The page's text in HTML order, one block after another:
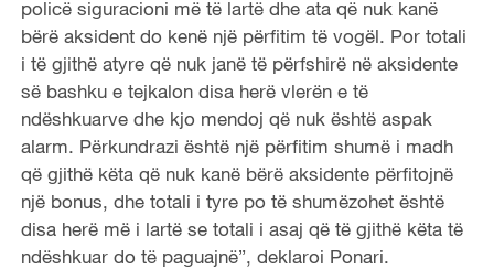
policë siguracioni më të lartë dhe ata që nuk kanë
bërë aksident do kenë një përfitim të vogël. Por totali
i të gjithë atyre që nuk janë të përfshirë në aksidente
së bashku e tejkalon disa herë vlerën e të
ndëshkuarve dhe kjo mendoj që nuk është aspak
alarm. Përkundrazi është një përfitim shumë i madh
që gjithë këta që nuk kanë bërë aksidente përfitojnë
një bonus, dhe totali i tyre po të shumëzohet është
disa herë më i lartë se totali i asaj që të gjithë këta të
ndëshkuar do të paguajnë”, deklaroi Ponari.